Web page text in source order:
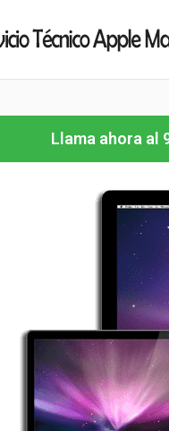
Llama ahora al